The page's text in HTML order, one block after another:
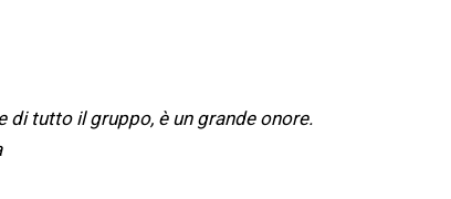
di tutto il gruppo, è un grande onore.